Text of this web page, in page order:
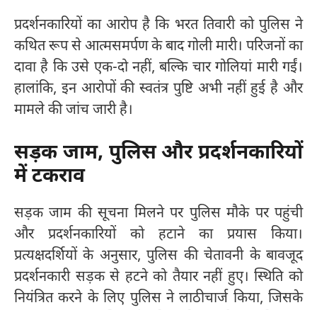
प्रदर्शनकारियों का आरोप है कि भरत तिवारी को पुलिस ने
कथित रूप से आत्मसमर्पण के बाद गोली मारी। परिजनों का
दावा है कि उसे एक-दो नहीं, बल्कि चार गोलियां मारी गईं।
हालांकि, इन आरोपों की स्वतंत्र पुष्टि अभी नहीं हुई है और
मामले की जांच जारी है।
सड़क जाम, पुलिस और प्रदर्शनकारियों
में टकराव
सड़क जाम की सूचना मिलने पर पुलिस मौके पर पहुंची
और प्रदर्शनकारियों को हटाने का प्रयास किया।
प्रत्यक्षदर्शियों के अनुसार, पुलिस की चेतावनी के बावजूद
प्रदर्शनकारी सड़क से हटने को तैयार नहीं हुए। स्थिति को
नियंत्रित करने के लिए पुलिस ने लाठीचार्ज किया, जिसके